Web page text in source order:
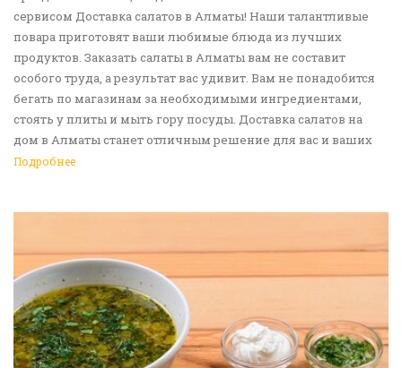
сервисом Доставка салатов в Алматы! Наши талантливые
повара приготовят ваши любимые блюда из лучших
продуктов. Заказать салаты в Алматы вам не составит
особого труда, а результат вас удивит. Вам не понадобится
бегать по магазинам за необходимыми ингредиентами,
стоять у плиты и мыть гору посуды. Доставка салатов на
дом в Алматы станет отличным решение для вас и ваших
родных, друзей. Ведь мы сами берем все хлопоты в свои
Подробнее